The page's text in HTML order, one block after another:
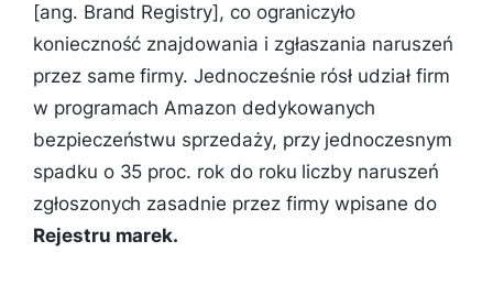
[ang. Brand Registry], co ograniczyło
konieczność znajdowania i zgłaszania naruszeń
przez same firmy. Jednocześnie rósł udział firm
w programach Amazon dedykowanych
bezpieczeństwu sprzedaży, przy jednoczesnym
spadku o 35 proc. rok do roku liczby naruszeń
zgłoszonych zasadnie przez firmy wpisane do
Rejestru marek.